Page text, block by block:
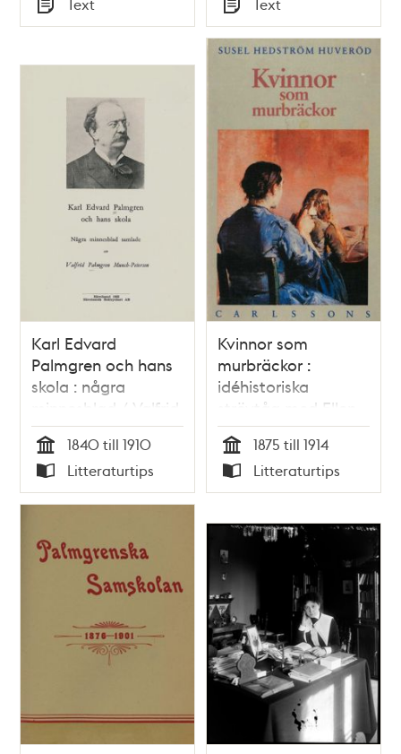
Typ
Text 1918
Typ
Text
Karl Edvard
Palmgren och hans
skola : några
minnesblad / Valfrid
Palmgren Munch-
Petersen
Tid
1840 till 1910
Typ
Litteraturtips
Kvinnor som
murbräckor :
idéhistoriska
strövtåg med Ellen
Key som
referenspunkt /
Susel Hedström
Huveröd
Tid
1875 till 1914
Typ
Litteraturtips